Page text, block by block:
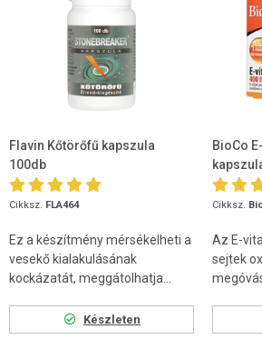
Flavin Kőtörőfű kapszula
100db
Cikksz. FLA464
Ez a készítmény mérsékelheti a
vesekő kialakulásának
kockázatát, meggátolhatja...
Készleten
BioCo
Cikksz.
Az E-
sejtek